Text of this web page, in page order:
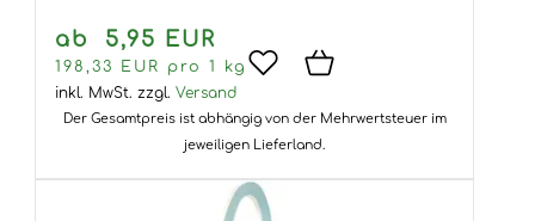
ab 5,95 EUR
198,33 EUR pro 1 kg
inkl. MwSt. zzgl. Versand
Der Gesamtpreis ist abhängig von der Mehrwertsteuer im
jeweiligen Lieferland.